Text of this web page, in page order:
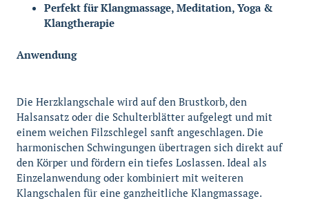
Perfekt für Klangmassage, Meditation, Yoga &
Klangtherapie
Anwendung
Die Herzklangschale wird auf den Brustkorb, den
Halsansatz oder die Schulterblätter aufgelegt und mit
einem weichen Filzschlegel sanft angeschlagen. Die
harmonischen Schwingungen übertragen sich direkt auf
den Körper und fördern ein tiefes Loslassen. Ideal als
Einzelanwendung oder kombiniert mit weiteren
Klangschalen für eine ganzheitliche Klangmassage.